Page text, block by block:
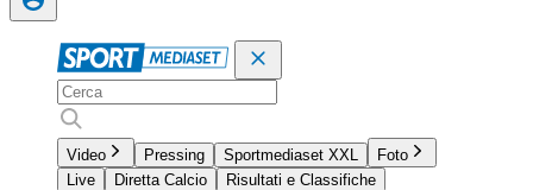
Video Pressing Sportmediaset XXL
Foto
Live
Diretta Calcio
Risultati e Classifiche